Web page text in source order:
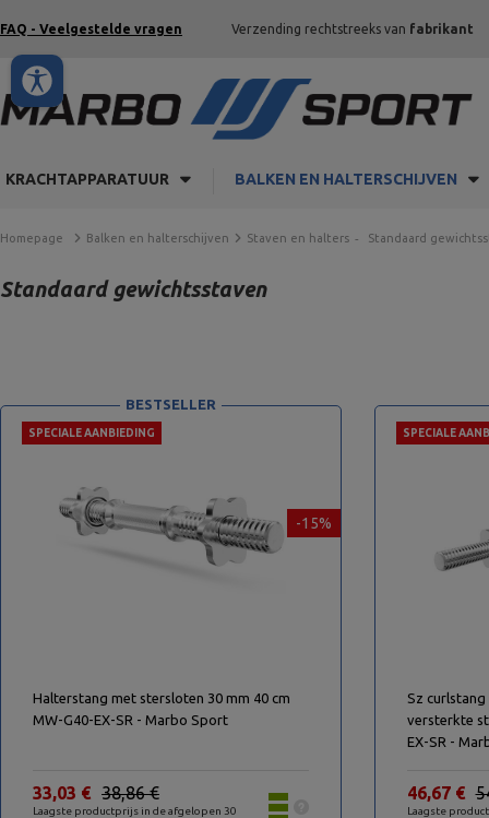
FAQ - Veelgestelde vragen Verzending rechtstreeks van fabrikant
KRACHTAPPARATUUR BALKEN EN HALTERSCHIJVEN
Homepage Balken en halterschijven Staven en halters Standaard
Standaard gewichtsstaven
-15%
SPECIALE AANBIEDING
BESTSELLER
Halterstang met stersloten 30 mm 40 cm
MW-G40-EX-SR - Marbo Sport
Laagste productprijs in de afgelopen 30
38,86 €
33,03 €
SPECIALE
Sz
versterkte
EX-SR -
Laagste
46,67 €